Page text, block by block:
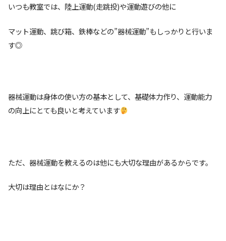
いつも教室では、陸上運動(走跳投)や運動遊びの他に
マット運動、跳び箱、鉄棒などの”器械運動”もしっかりと行いま
す◎
器械運動は身体の使い方の基本として、基礎体力作り、運動能力
の向上にとても良いと考えています
ただ、器械運動を教えるのは他にも大切な理由があるからです。
大切は理由とはなにか？